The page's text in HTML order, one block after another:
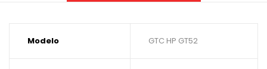
Modelo GTC HP GT52